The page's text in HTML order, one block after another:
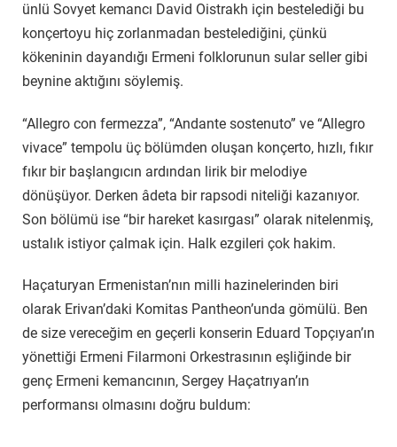
ünlü Sovyet kemancı David Oistrakh için bestelediği bu
konçertoyu hiç zorlanmadan bestelediğini, çünkü
kökeninin dayandığı Ermeni folklorunun sular seller gibi
beynine aktığını söylemiş.
“Allegro con fermezza”, “Andante sostenuto” ve “Allegro
vivace” tempolu üç bölümden oluşan konçerto, hızlı, fıkır
fıkır bir başlangıcın ardından lirik bir melodiye
dönüşüyor. Derken âdeta bir rapsodi niteliği kazanıyor.
Son bölümü ise “bir hareket kasırgası” olarak nitelenmiş,
ustalık istiyor çalmak için. Halk ezgileri çok hakim.
Haçaturyan Ermenistan’nın milli hazinelerinden biri
olarak Erivan’daki Komitas Pantheon’unda gömülü. Ben
de size vereceğim en geçerli konserin Eduard Topçıyan’ın
yönettiği Ermeni Filarmoni Orkestrasının eşliğinde bir
genç Ermeni kemancının, Sergey Haçatrıyan’ın
performansı olmasını doğru buldum: